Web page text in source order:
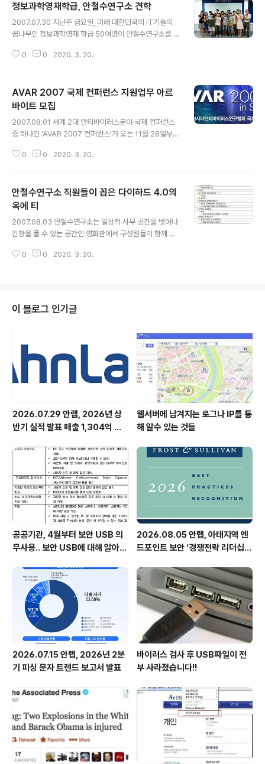
는다는 뜻으로, 복날은 여름 더위를 꺽는 날로 더위를 피하
는 피서가 아니라 더위를 정복한다는 의미가 더 강합니다.
조선시대 궁중에서는 더위를 이겨 내라는 뜻에서 높은 벼
을 타 가게 하였다고 합니다. 여기서 힌트를 얻어 안철수연
정보과학영재학급, 안철수연구소 견학
2007.07.30 지난주 금요일, 미래 대한민국의 IT기술의
꿈나무인 정보과학영재 학급 50여명이 안철수연구소를 방
서 중등 정보과학영재원 6개소를 지정하여, 20명 1학급으
정기간동안 집중교육을 실시하고 있습니다. 각종 보안 위
협과 보안전문가가 되기 위해서는 어떠한 노력을 해야 되
는지 등등 초롱초롱한 눈망울로 강의에 집중을 했습니다.
2시간의 짧고 아쉬운 시간이었지만 이들과의 첫 인연의 끈
을 맺었다고 할 수 있습니다. 우리나라의 미래를 이끌어갈
주역인 이들이 꿈꾸고자 하는 것들을 이뤘으면 좋겠습니
0 0 2020. 3. 20.
AVAR 2007 국제 컨퍼런스 지원업무 아르
바이트 모집
2007.08.01 세계 2대 안티바이러스분야 국제 컨퍼런스
중 하나인 'AVAR 2007 컨퍼런스'가 오는 11월 28일부터
컨퍼런스는 제 10회째를 맞는 의미 깊은 행사이고 지난 2
바이러스 전문가뿐만 아니라 정보보안 전문가, 각국 정부
관계자 등 300여명이 참가하는 AVAR 사상 최대 규모로
행사를 치를 계획입니다. 이에, AVAR 2007 행사를 준비
하고 지원할 3개월 단기 아르바이트를 모집하오니, 여러분
들의 많은 지원 바랍니다. - 업무 . AVAR 2007 조직위원
회 업무 지원 . AVAR 행사 준비 및 지원 . 기타 커..
0 0 2020. 3. 20.
안철수연구소 직원들이 꼽은 다이하드 4.0의
옥에 티
2007.08.03 안철수연구소는 일상적 사무 공간을 벗어나
긴장을 풀 수 있는 공간인 영화관에서 구성원들이 함께 즐
써 조직 문화를 활성화하기 위해 분기당 한번식 '무비데
인데요, 보안업체이다보니, 직원들도 상당히 흥미있게 보
았습니다. 그래서 안랩 직원들이 뽑은 옥에 티도 상당히 재
이기 때문에 많은 과장이 있었겠지만, 역시 보안전문가답
게 날카로운 지적들이 많이 나왔습니다. 그 결과는 다음주
월요일 공개하도록 하겠습니다.
0 0 2020. 3. 20.
이 블로그 인기글
2026.07.29 안랩, 2026년 상
반기 실적 발표 매출 1,304억 원,
웹서버에 남겨지는 로그나 IP를 통
해 알수 있는 것들
공공기관, 4월부터 보안 USB 의
무사용.. 보안 USB에 대해 알아봅
2026.08.05 안랩, 아태지역 엔
드포인트 보안 ‘경쟁전략 리더십’
2026.07.15 안랩, 2026년 2분
기 피싱 문자 트렌드 보고서 발표
바이러스 검사 후 USB파일이 전
부 사라졌습니다!!